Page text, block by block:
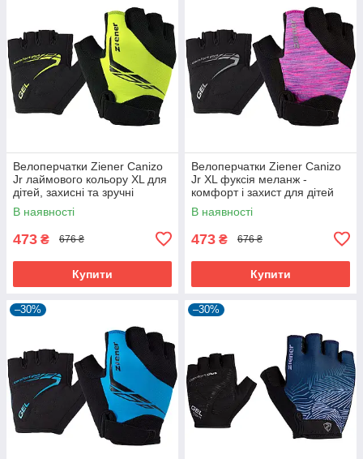
Велоперчатки Ziener Canizo
Jr лаймового кольору XL для
дітей, захисні та зручні
В наявності
473 ₴ 676 ₴
Купити
Велоперчатки Ziener Canizo
Jr XL фуксія меланж -
комфорт і захист для дітей
В наявності
473 ₴ 676 ₴
Купити
–30% –30%